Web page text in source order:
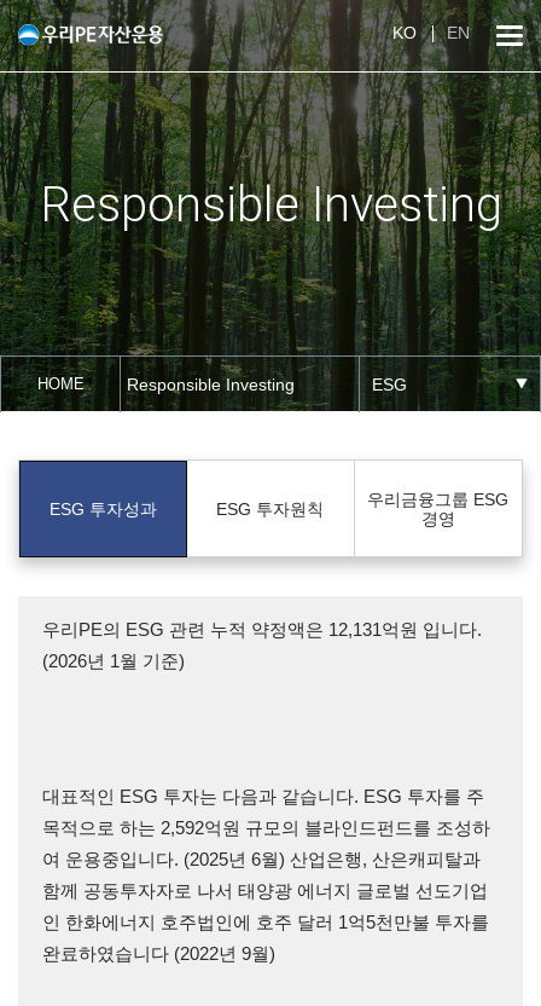
KO EN
Responsible Investing
HOME Responsible Investing ESG
ESG 투자성과 ESG 투자원칙
우리금융그룹 ESG
경영
우리PE의 ESG 관련 누적 약정액은 12,131억원 입니다.
(2026년 1월 기준)
대표적인 ESG 투자는 다음과 같습니다. ESG 투자를 주
목적으로 하는 2,592억원 규모의 블라인드펀드를 조성하
여 운용중입니다. (2025년 6월) 산업은행, 산은캐피탈과
함께 공동투자자로 나서 태양광 에너지 글로벌 선도기업
인 한화에너지 호주법인에 호주 달러 1억5천만불 투자를
완료하였습니다 (2022년 9월)